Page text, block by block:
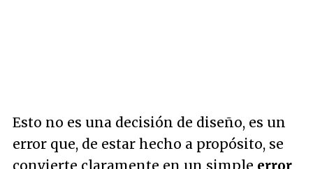
Esto no es una decisión de diseño, es un
error que, de estar hecho a propósito, se
convierte claramente en un simple error